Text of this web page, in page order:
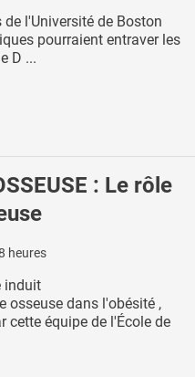
de l'Université de Boston
pourraient entraver les
D ...
: Le rôle
heures
induit
osseuse dans l'obésité ,
cette équipe de l'École de